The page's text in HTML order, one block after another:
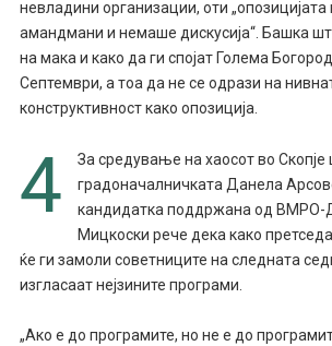
невладини организации, оти
амандмани и немаше дискусија“. Башка
на мака и како да ги спојат Голема
Септември, а тоа да не се одрази на
конструктивност како опозиција.
4
За средување на хаосот во Скопје
градоначалничката Данела
кандидатка поддржана од
Мицкоски рече дека како
ќе ги замоли советниците на следната
изгласаат нејзините програми.
„Ако е до програмите, но не е до